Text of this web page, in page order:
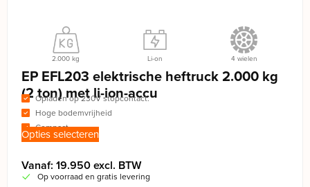
2.000 kg Li-on 4 wielen
EP EFL203 elektrische heftruck 2.000 kg
(2 ton) met li-ion-accu
Opladen op 230V stopcontact.
Hoge bodemvrijheid
Compact
Opties selecteren
Vanaf: 19.950 excl. BTW
Op voorraad en gratis levering